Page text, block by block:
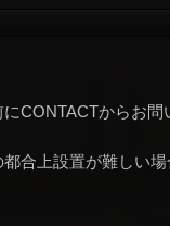
CONTACTからお問
合上設置が難しい場